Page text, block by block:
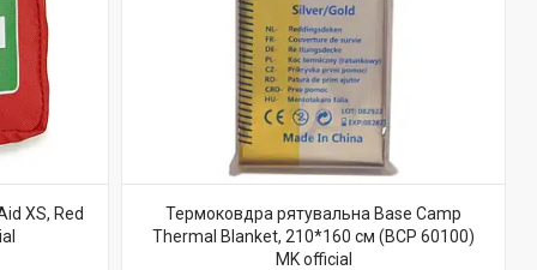
XS, Red
Термоковдра рятувальна Base Camp
Thermal Blanket, 210*160 см (BCP 60100)
MK official